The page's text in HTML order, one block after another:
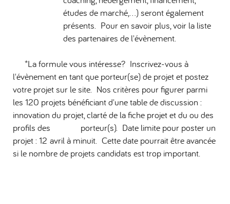
études de marché,…) seront également
présents. Pour en savoir plus, voir la liste
des partenaires de l'évènement.
*La formule vous intéresse? Inscrivez-vous à
l'évènement en tant que porteur(se) de projet et postez
votre projet sur le site. Nos critères pour figurer parmi
les 120 projets bénéficiant d'une table de discussion :
innovation du projet, clarté de la fiche projet et du ou des
profils des porteur(s). Date limite pour poster un
projet : 12 avril à minuit. Cette date pourrait être avancée
si le nombre de projets candidats est trop important.